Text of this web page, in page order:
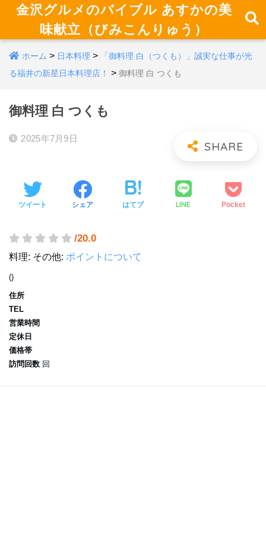
金沢グルメのバイブル あすかの美
味献立（びみこんりゅう）
ホーム > 日本料理 >
「御料理 白（つくも）」誠実な仕事が光
る福井の新星日本料理店！
> 御料理 白 つくも
御料理 白 つくも
2025年7月9日
ツイート シェア はてブ LINE Pocket
/20.0
料理: その他: ポイントについて
()
住所
TEL
営業時間
定休日
価格帯
訪問回数 回